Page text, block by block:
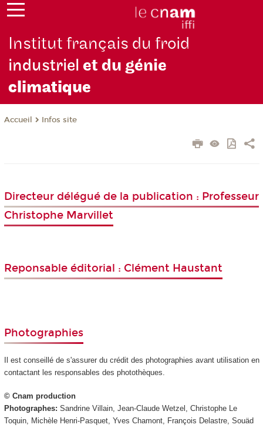
Institut français du froid
industrielet du génie
climatique
Accueil Infos site
Directeur délégué de la publication : Professeur
Christophe Marvillet
Reponsable éditorial : Clément Haustant
Photographies
Il est conseillé de s'assurer du crédit des photographies avant utilisation en
contactant les responsables des photothèques.
© Cnam production
Photographes: Sandrine Villain, Jean-Claude Wetzel, Christophe Le
Toquin, Michèle Henri-Pasquet, Yves Chamont, François Delastre, Souäd